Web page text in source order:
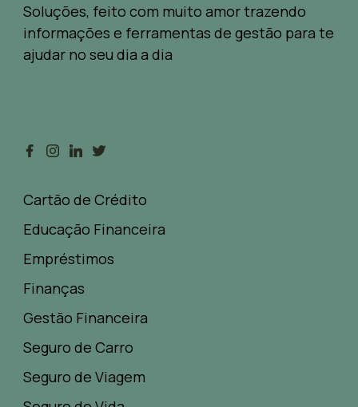
Soluções, feito com muito amor trazendo
informações e ferramentas de gestão para te
ajudar no seu dia a dia
Cartão de Crédito
Educação Financeira
Empréstimos
Finanças
Gestão Financeira
Seguro de Carro
Seguro de Viagem